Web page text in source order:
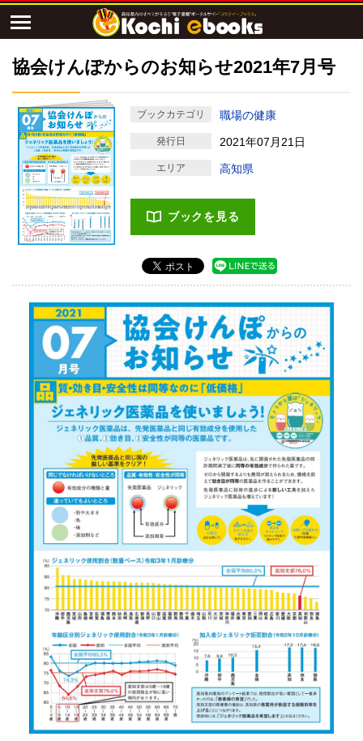
協会けんぽからのお知らせ2021年7月号
ブックカテゴリ 職場の健康
発行日 2021年07月21日
エリア 高知県
ブックを見る